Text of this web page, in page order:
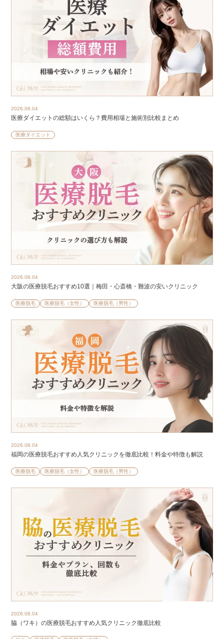
2026.08.04
医療ダイエットの総額はいくら？費用相場と施術別比較まとめ
医療ダイエット
2026.08.04
大阪の医療脱毛おすすめ10選｜梅田・心斎橋・難波の安いクリニック
医療脱毛 医療脱毛（女性） 医療脱毛（男性）
2026.08.04
福岡の医療脱毛おすすめ人気クリニックを徹底比較！料金や特徴も解説
医療脱毛 医療脱毛（女性） 医療脱毛（男性）
2026.08.04
脇（ワキ）の医療脱毛おすすめ人気クリニック徹底比較